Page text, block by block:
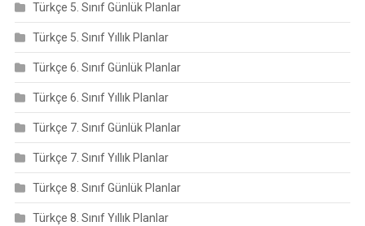
Türkçe 5. Sınıf Günlük Planlar
Türkçe 5. Sınıf Yıllık Planlar
Türkçe 6. Sınıf Günlük Planlar
Türkçe 6. Sınıf Yıllık Planlar
Türkçe 7. Sınıf Günlük Planlar
Türkçe 7. Sınıf Yıllık Planlar
Türkçe 8. Sınıf Günlük Planlar
Türkçe 8. Sınıf Yıllık Planlar